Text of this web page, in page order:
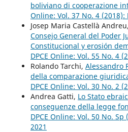
boliviano di cooperazione
Online: Vol. 37 No. 4 (2018):
Josep Maria Castellà Andreu,
Consejo General del Poder
Constitucional y erosión
DPCE Online: Vol. 55 No. 4
Rolando Tarchi, Alessandro
della comparazione
DPCE Online: Vol. 30 No. 2
Andrea Gatti, Lo Stato
conseguenze della legge
DPCE Online: Vol. 50 No. Sp
2021